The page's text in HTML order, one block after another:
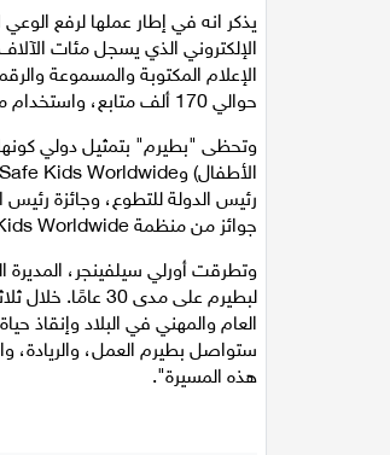
يذكر انه في إطار عملها لرفع
الإلكتروني الذي يسجل مئات
الإعلام المكتوبة والمسموعة
حوالي 170 ألف متابع، واستخدام مجموعات واتساب تضم آلاف الأعضاء.
رئيس الدولة للتطوع، وجائزة
جوائز من منظمة Safe Kids Worldwide الدولية.
وتطرقت أورلي سيلفينجر، المديرة
لبطيرم على
العام والمهني في البلاد وإنقاذ
ستواصل بطيرم العمل، والريادة،
هذه المسيرة".